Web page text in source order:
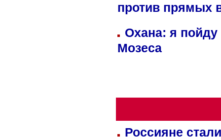
против прямых
Охана: я пойду
Мозеса
Россияне